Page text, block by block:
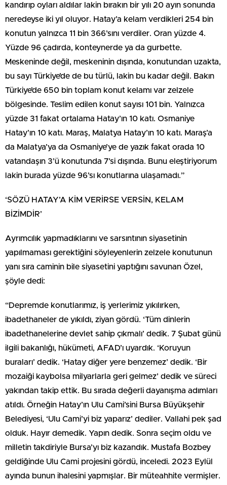
kandırıp oyları aldılar lakin bırakın bir yılı 20 ayın sonunda
neredeyse iki yıl oluyor. Hatay’a kelam verdikleri 254 bin
konutun yalnızca 11 bin 366’sını verdiler. Oran yüzde 4.
Yüzde 96 çadırda, konteynerde ya da gurbette.
Meskeninde değil, meskeninin dışında, konutundan uzakta,
bu sayı Türkiye’de de bu türlü, lakin bu kadar değil. Bakın
Türkiye’de 650 bin toplam konut kelamı var zelzele
bölgesinde. Teslim edilen konut sayısı 101 bin. Yalnızca
yüzde 31 fakat ortalama Hatay’ın 10 katı. Osmaniye
Hatay’ın 10 katı. Maraş, Malatya Hatay’ın 10 katı. Maraş’a
da Malatya’ya da Osmaniye’ye de yazık fakat orada 10
vatandaşın 3’ü konutunda 7’si dışında. Bunu eleştiriyorum
lakin burada yüzde 96’sı konutlarına ulaşamadı.”
‘SÖZÜ HATAY’A KİM VERİRSE VERSİN, KELAM
BİZİMDİR’
Ayrımcılık yapmadıklarını ve sarsıntının siyasetinin
yapılmaması gerektiğini söyleyenlerin zelzele konutunun
yanı sıra caminin bile siyasetini yaptığını savunan Özel,
şöyle dedi:
“Depremde konutlarımız, iş yerlerimiz yıkılırken,
ibadethaneler de yıkıldı, ziyan gördü. ‘Tüm dinlerin
ibadethanelerine devlet sahip çıkmalı’ dedik. 7 Şubat günü
ilgili bakanlığı, hükümeti, AFAD’ı uyardık. ‘Koruyun
buraları’ dedik. ‘Hatay diğer yere benzemez’ dedik. ‘Bir
mozaiği kaybolsa milyarlarla geri gelmez’ dedik ve süreci
yakından takip ettik. Bu sırada değerli dayanışma adımları
atıldı. Örneğin Hatay’ın Ulu Cami’sini Bursa Büyükşehir
Belediyesi, ‘Ulu Cami’yi biz yaparız’ dediler. Vallahi pek şad
olduk. Hayır demedik. Yapın dedik. Sonra seçim oldu ve
milletin takdiriyle Bursa’yı biz kazandık. Mustafa Bozbey
geldiğinde Ulu Cami projesini gördü, inceledi. 2023 Eylül
ayında bunun ihalesini yapmışlar. Bir müteahhite vermişler.